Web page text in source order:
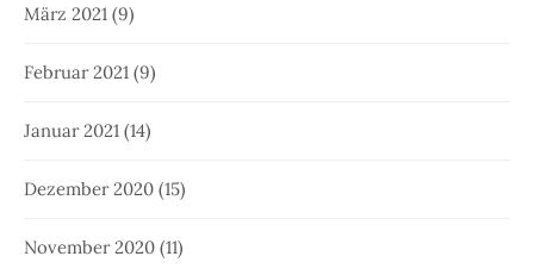
März 2021 (9)
Februar 2021 (9)
Januar 2021 (14)
Dezember 2020 (15)
November 2020 (11)